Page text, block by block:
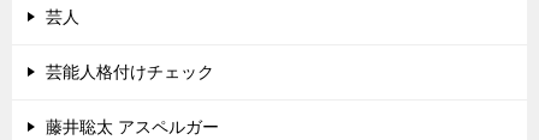
芸人
芸能人格付けチェック
藤井聡太 アスペルガー